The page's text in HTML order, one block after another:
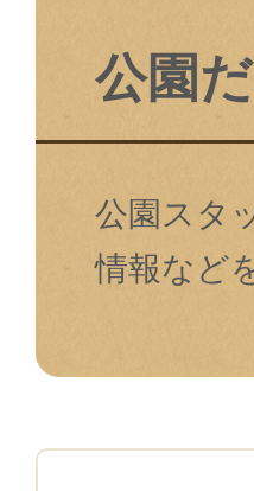
公園
公園スタ
情報など